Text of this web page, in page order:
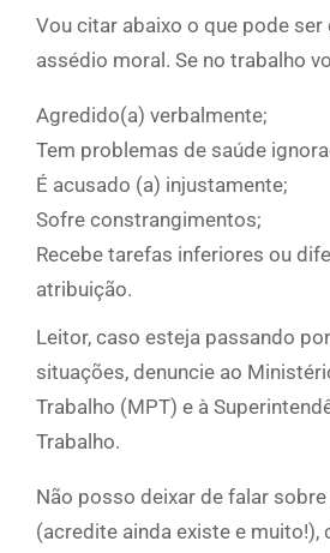
Vou citar abaixo o que pode
assédio moral. Se no trabalho
Agredido(a) verbalmente;
Tem problemas de saúde
É acusado (a) injustamente;
Sofre constrangimentos;
Recebe tarefas inferiores ou
atribuição.
Leitor, caso esteja passando
situações, denuncie ao
Trabalho (MPT) e à
Trabalho.
Não posso deixar de falar sobre
(acredite ainda existe e muito!),